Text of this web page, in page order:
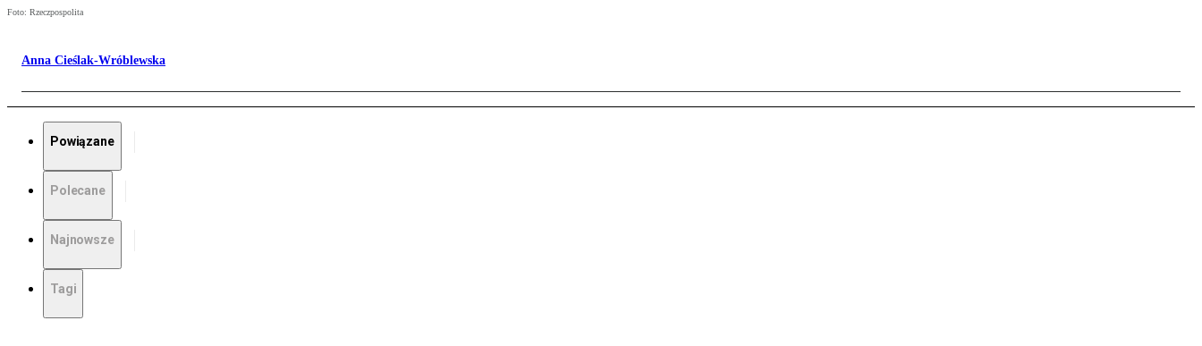
Foto: Rzeczpospolita
Anna Cieślak-Wróblewska
Powiązane
Polecane
Najnowsze
Tagi